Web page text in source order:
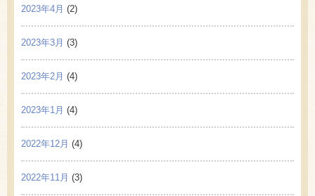
2023年4月 (2)
2023年3月 (3)
2023年2月 (4)
2023年1月 (4)
2022年12月 (4)
2022年11月 (3)